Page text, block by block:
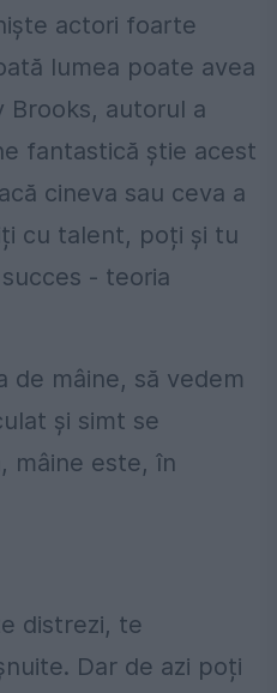
actori foarte
lumea poate avea
Brooks, autorul a
fantastică știe acest
cineva sau ceva a
cu talent, poți și tu
- teoria
de mâine, să vedem
și simt se
mâine este, în
distrezi, te
Dar de azi poți